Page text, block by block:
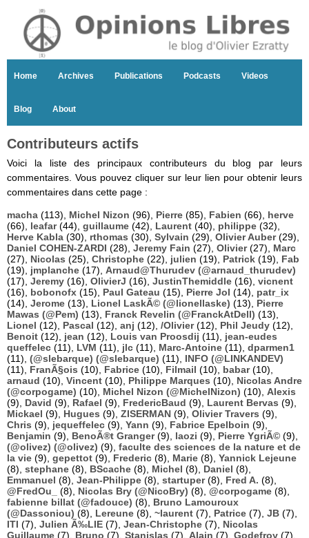
Home Archives Publications Podcasts Videos
Blog About
Contributeurs actifs
Voici la liste des principaux contributeurs du blog par leurs
commentaires. Vous pouvez cliquer sur leur lien pour obtenir leurs
commentaires dans cette page :
macha (113), Michel Nizon (96), Pierre (85), Fabien (66), herve
(66), leafar(44), guillaume (42), Laurent (40), philippe (32),
Herve Kabla (30), rthomas (30), Sylvain (29), Olivier Auber(29),
Daniel COHEN-ZARDI (28), Jeremy Fain (27), Olivier(27), Marc
(27), Nicolas (25), Christophe (22), julien (19), Patrick (19), Fab
(19), jmplanche (17), Arnaud@Thurudev (@arnaud_thurudev)
(17), Jeremy (16), OlivierJ (16), JustinThemiddle (16), vicnent
(16), bobonofx (15), Paul Gateau (15), Pierre Jol (14), patr_ix
(14), Jerome (13), Lionel LaskÃ© (@lionellaske) (13), Pierre
Mawas (@Pem) (13), Franck Revelin (@FranckAtDell) (13),
Lionel (12), Pascal (12), anj (12), /Olivier(12), Phil Jeudy (12),
Benoit (12), jean (12), Louis van Proosdij (11), jean-eudes
queffelec (11), LVM (11), jlc (11), Marc-Antoine (11), dparmen1
(11), (@slebarque) (@slebarque) (11), INFO (@LINKANDEV)
(11), FranÃ§ois (10), Fabrice (10), Filmail (10), babar(10),
arnaud (10), Vincent (10), Philippe Marques (10), Nicolas Andre
(@corpogame) (10), Michel Nizon (@MichelNizon) (10), Alexis
(9), David (9), Rafael (9), FredericBaud (9), Laurent Bervas (9),
Mickael (9), Hugues (9), ZISERMAN (9), Olivier Travers (9),
Chris (9), jequeffelec (9), Yann (9), Fabrice Epelboin (9),
Benjamin (9), BenoÃ®t Granger(9), laozi (9), Pierre YgriÃ© (9),
(@olivez) (@olivez) (9), faculte des sciences de la nature et de
la vie (9), gepettot (9), Frederic (8), Marie (8), Yannick Lejeune
(8), stephane (8), BScache (8), Michel (8), Daniel (8),
Emmanuel (8), Jean-Philippe (8), startuper(8), Fred A. (8),
@FredOu_
(8), Nicolas Bry (@NicoBry) (8), @corpogame (8),
fabienne billat (@fadouce) (8), Bruno Lamouroux
(@Dassoniou) (8), Lereune (8), ~laurent (7), Patrice (7), JB (7),
ITI (7), Julien Ã‰LIE (7), Jean-Christophe (7), Nicolas
Guillaume (7), Bruno (7), Stanislas (7), Alain (7), Godefroy (7),